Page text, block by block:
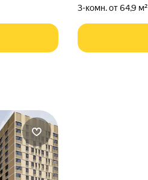
3-комн. от 64,9 м²